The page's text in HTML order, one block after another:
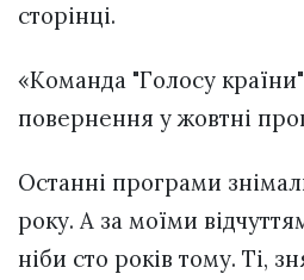
сторінці.
«Команда "Голосу
повернення у жовтні
Останні програми
року. А за моїми
ніби сто років тому. Ті,